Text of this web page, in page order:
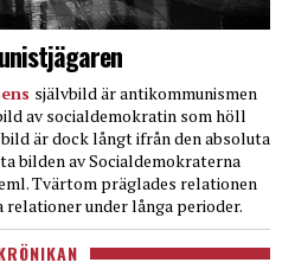
självbild är antikommunismen
av socialdemokratin som höll
är dock långt ifrån den absoluta
bilden av Socialdemokraterna
Tvärtom präglades relationen
under långa perioder.